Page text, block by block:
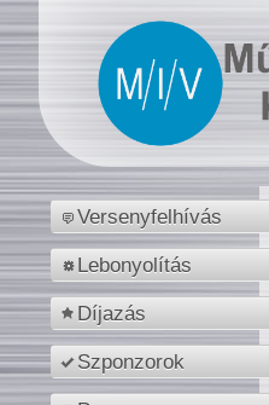
Versenyfelhívás
Lebonyolítás
Díjazás
Szponzorok